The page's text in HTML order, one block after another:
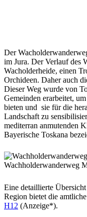
Der
im Jura. Der Verlauf des
Wacholderheide, einen
Orchideen. Daher auch
Dieser Weg wurde von
Gemeinden erarbeitet,
bieten und sie für die
Landschaft zu
mediterran anmutenden
Bayerische Toskana
Wachholderwanderweg
Eine detaillierte
Region bietet die
H12 (Anzeige*).